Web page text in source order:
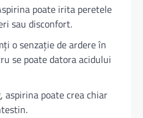
poate irita peretele
sau disconfort.
o senzație de ardere în
se poate datora acidului
aspirina poate crea chiar